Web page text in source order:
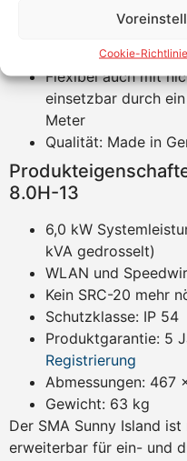
Cookie-Richtlinie
Flexible
verschiedene
AC System für
Flexibel auch mit
einsetzbar durch
Meter
Qualität: Made in
8.0H-13
6,0 kW
kVA gedrosselt)
WLAN und
Kein SRC-20 mehr
Schutzklasse: IP 54
Produktgarantie: 5
Registrierung
Abmessungen: 467
Gewicht: 63 kg
Der SMA Sunny Island
erweiterbar für ein- und